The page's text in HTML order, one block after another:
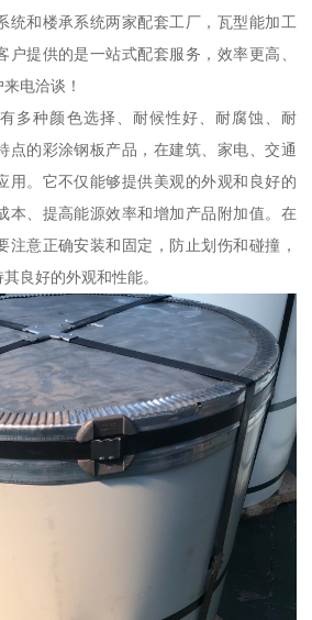
统和楼承系统两家配套工厂，瓦型能加工
户提供的是一站式配套服务，效率更高、
电洽谈！
多种颜色选择、耐候性好、耐腐蚀、耐
点的彩涂钢板产品，在建筑、家电、交通
用。它不仅能够提供美观的外观和良好的
本、提高能源效率和增加产品附加值。在
注意正确安装和固定，防止划伤和碰撞，
良好的外观和性能。